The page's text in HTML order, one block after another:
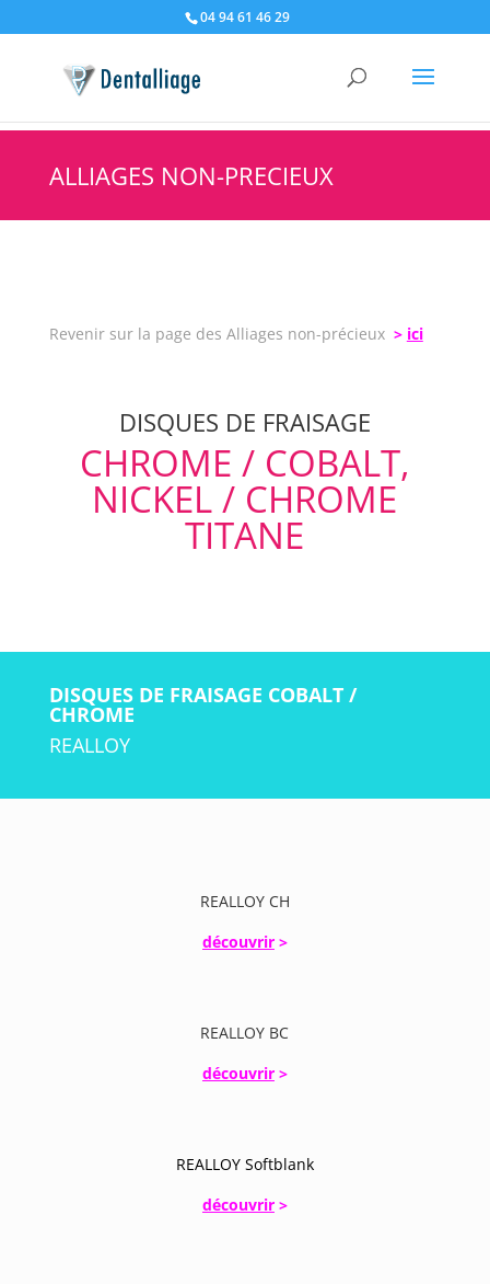
04 94 61 46 29
ALLIAGES NON-PRECIEUX
Revenir sur la page des Alliages non-précieux > ici
DISQUES DE FRAISAGE
CHROME / COBALT,
NICKEL / CHROME
TITANE
DISQUES DE FRAISAGE COBALT /
CHROME
REALLOY
REALLOY CH
découvrir>
REALLOY BC
découvrir>
REALLOY Softblank
découvrir>